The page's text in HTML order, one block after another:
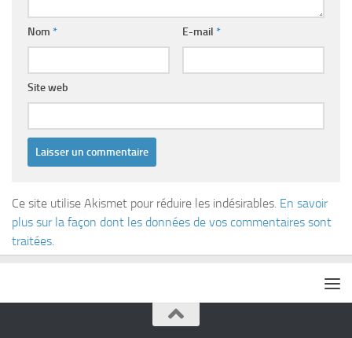
Nom * E-mail *
Site web
Ce site utilise Akismet pour réduire les indésirables. En savoir
plus sur la façon dont les données de vos commentaires sont
traitées.